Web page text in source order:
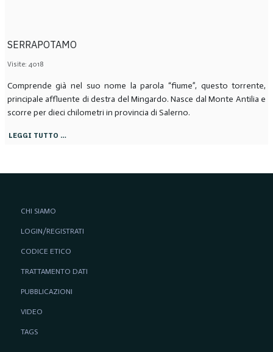
SERRAPOTAMO
Visite: 4018
Comprende già nel suo nome la parola “fiume”, questo torrente,
principale affluente di destra del Mingardo. Nasce dal Monte Antilia e
scorre per dieci chilometri in provincia di Salerno.
LEGGI TUTTO …
CHI SIAMO
LOGIN/REGISTRATI
CODICE ETICO
TRATTAMENTO DATI
PUBBLICAZIONI
VIDEO
TAGS